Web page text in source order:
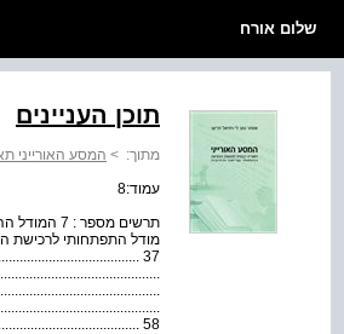
שלום אורח
תוכן העניינים
מתוך: > המסע האורייני
עמוד:8